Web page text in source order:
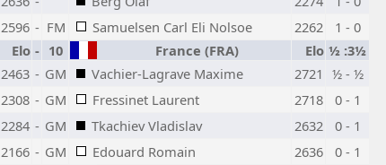
2596 - FM Samuelsen Carl Eli Nolsoe 2262
1 - 0
Elo - 10 France (FRA) Elo ½ :3½
2463 - GM Vachier-Lagrave Maxime 2721 ½ - ½
2308 - GM Fressinet Laurent 2718
0 - 1
2284 - GM Tkachiev Vladislav 2632
0 - 1
2166 - GM Edouard Romain 2636
0 - 1